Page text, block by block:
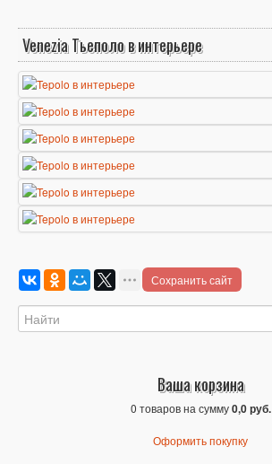
Venezia Тьеполо в интерьере
Сохранить сайт
Ваша корзина
0 товаров на сумму0,0 руб.
Оформить покупку